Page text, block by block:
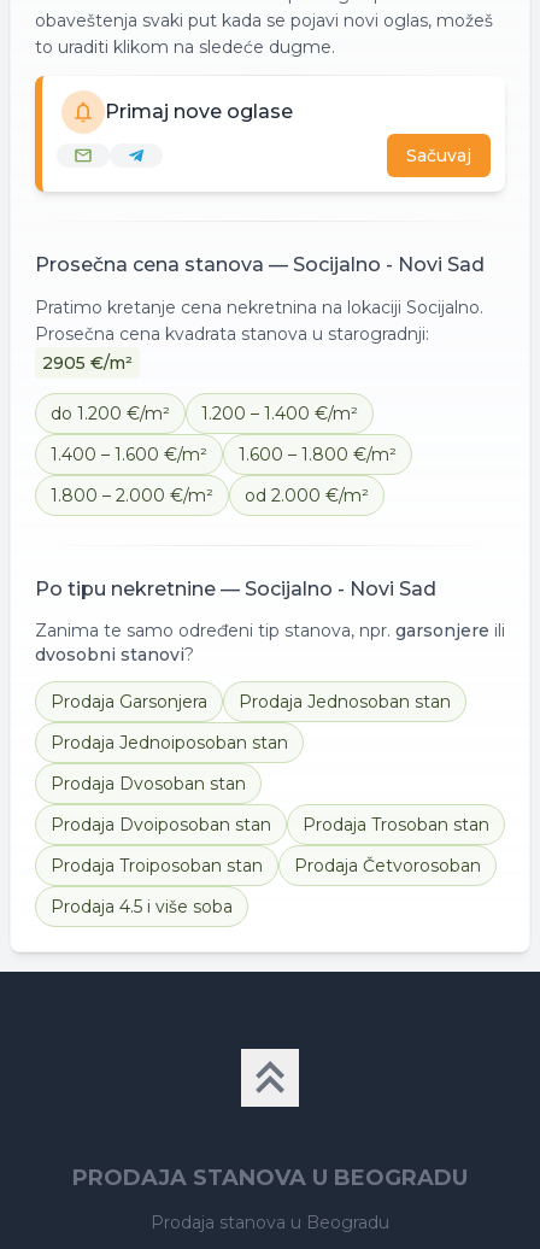
obaveštenja svaki put kada se pojavi novi oglas, možeš
to uraditi klikom na sledeće dugme.
Primaj nove oglase
Sačuvaj
Prosečna cena stanova — Socijalno - Novi Sad
Pratimo kretanje cena nekretnina na lokaciji Socijalno.
Prosečna cena kvadrata stanova u starogradnji:
2905 €/m²
do 1.200 €/m²
1.200 – 1.400 €/m²
1.400 – 1.600 €/m²
1.600 – 1.800 €/m²
1.800 – 2.000 €/m²
od 2.000 €/m²
Po tipu nekretnine — Socijalno - Novi Sad
Zanima te samo određeni tip stanova, npr. garsonjere ili
dvosobni stanovi?
Prodaja Garsonjera Prodaja Jednosoban stan
Prodaja Jednoiposoban stan
Prodaja Dvosoban stan
Prodaja Dvoiposoban stan Prodaja Trosoban stan
Prodaja Troiposoban stan Prodaja Četvorosoban
Prodaja 4.5 i više soba
PRODAJA STANOVA U BEOGRADU
Prodaja stanova u Beogradu